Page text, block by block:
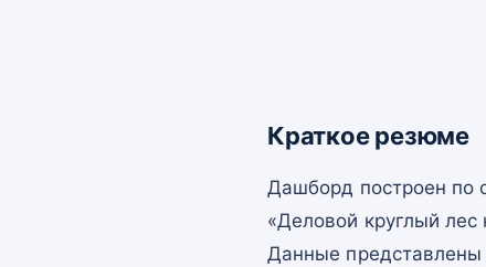
Краткое резюме
Дашборд построен
«Деловой круглый
Данные представлены